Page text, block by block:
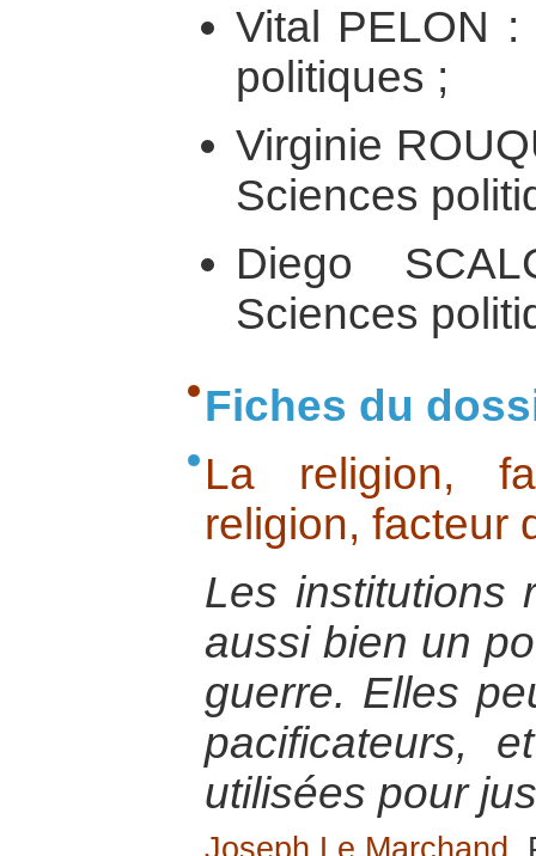
Vital PELON
politiques ;
Virginie
Sciences
Diego
Sciences
Fiches du
La religion,
religion, facteur
Les institutions
aussi bien un
guerre. Elles
pacificateurs,
utilisées pour
Joseph Le Marchand